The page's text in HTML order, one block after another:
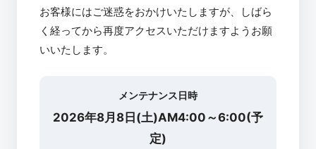
お客様にはご迷惑をおかけいたしますが、しばら
く経ってから再度アクセスいただけますようお願
いいたします。
メンテナンス日時
2026年8月8日(土)AM4:00～6:00(予
定)